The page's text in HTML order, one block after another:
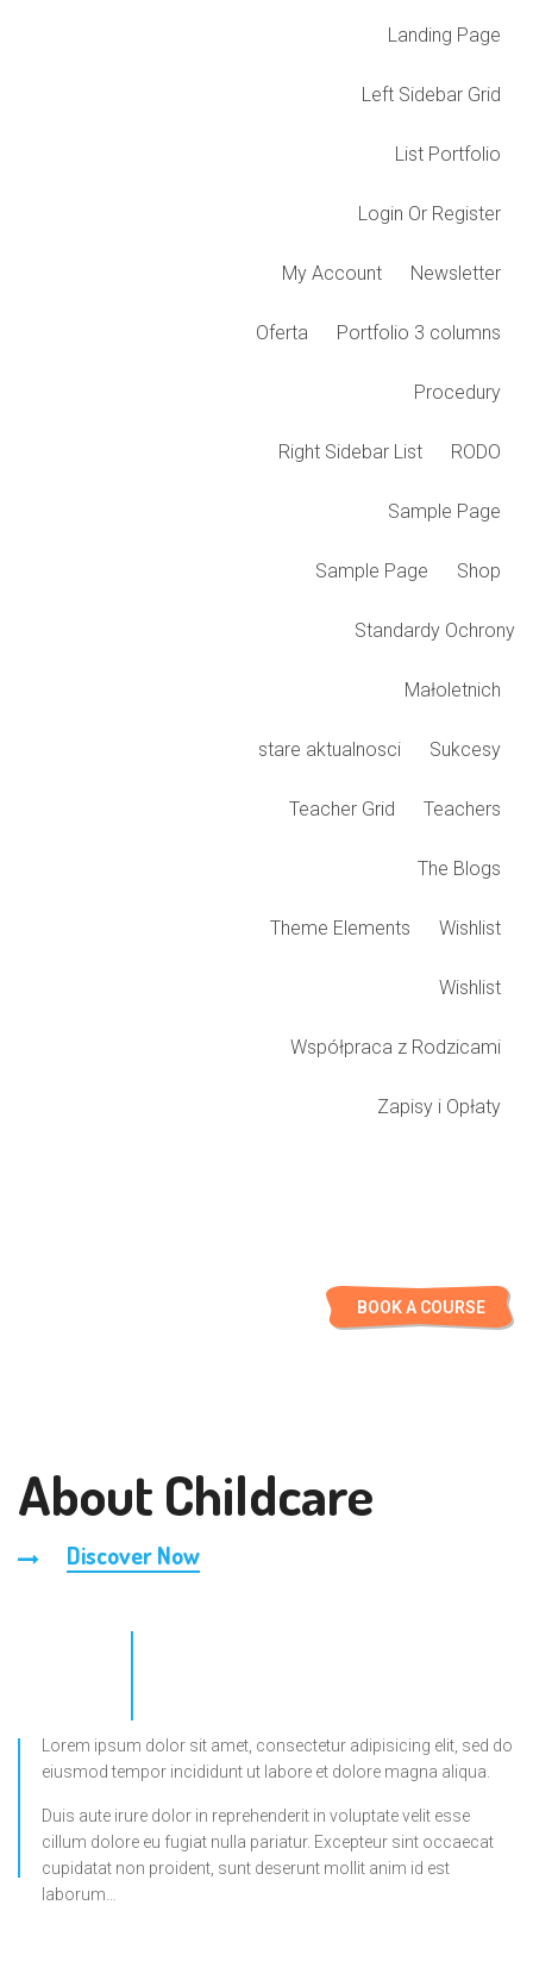
Landing Page
Left Sidebar Grid
List Portfolio
Login Or Register
My Account Newsletter
Oferta Portfolio 3 columns
Procedury
Right Sidebar List RODO
Sample Page
Sample Page Shop
Standardy Ochrony
Małoletnich
stare aktualnosci Sukcesy
Teacher Grid Teachers
The Blogs
Theme Elements Wishlist
Wishlist
Współpraca z Rodzicami
Zapisy i Opłaty
BOOK A COURSE
About Childcare
Discover Now
Lorem ipsum dolor sit amet, consectetur adipisicing elit, sed do
eiusmod tempor incididunt ut labore et dolore magna aliqua.
Duis aute irure dolor in reprehenderit in voluptate velit esse
cillum dolore eu fugiat nulla pariatur. Excepteur sint occaecat
cupidatat non proident, sunt deserunt mollit anim id est
laborum…